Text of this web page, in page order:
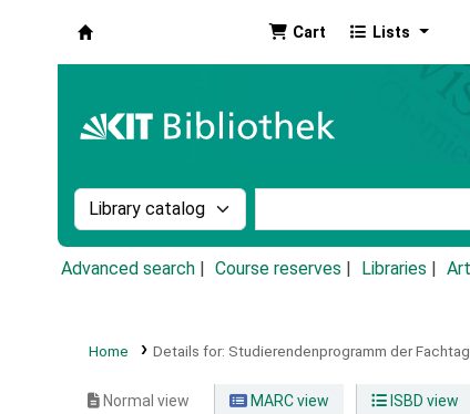
Cart Lists
Search the catalog by:
Advanced search Course reserves Libraries
Home Details for: Studierendenprogramm der
Normal view MARC view ISBD view